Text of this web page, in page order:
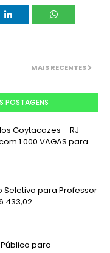
MAIS RECENTES
POSTAGENS
Goytacazes – RJ
1.000 VAGAS para
Seletivo para Professor
para